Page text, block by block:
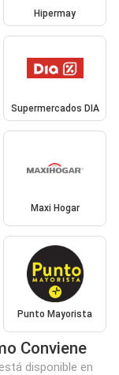
Hipermay
Supermercados DIA
Maxi Hogar
Punto Mayorista
Conviene
disponible en